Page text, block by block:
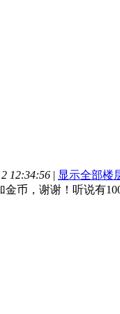
12:34:56 | 显示全部楼
金币，谢谢！听说有